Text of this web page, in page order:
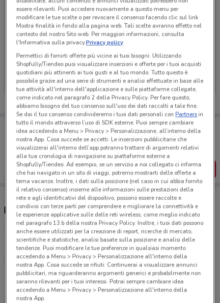
Ci dispiace, al momento non abbiamo pubblicato
volantini nella tua zona. Riprova più tardi.
Porta DoveConviene sempre con te!
Puoi trovare le migliori offerte dei negozi vicino a te,
salvarle e creare la tua lista del risparmio, comodamente
dal tuo cellulare.
SCARICA L’APP
Negozi Acqua Panna a Tivoli
Via Lago di Lesi, 6 Tivoli
593 m
APERTO
Via Nazionale Tiburtina, 126 Tivoli
608 m
APERTO
essere rilevanti. Puoi accedere nuovamente a questo menu per
modificare le tue scelte o per revocare il consenso facendo clic sul link
Mostra finalità in fondo alla pagina web. Tali scelte avranno effetto nel
contesto del nostro Sito web. Per maggiori informazioni, consulta
l'Informativa sulla privacy.Privacy policy
Permettici di fornirti offerte più vicine ai tuoi bisogni: Utilizzando
Shopfully/Tiendeo puoi visualizzare inserzioni e offerte per i tuoi acquisti
quotidiani più attinenti ai tuoi gusti e al tuo mondo. Tutto questo è
possibile grazie ad una serie di strumenti e analisi effettuate in base alle
tue attività all'interno dell'applicazione e sulle piattaforme collegate,
come indicato nel paragrafo 2 della Privacy Policy. Per fare questo,
abbiamo bisogno del tuo consenso sull'uso dei dati raccolti a tale fine.
Se dai il tuo consenso condivideremo i tuoi dati personali conPartnersin
tutto il mondo attraverso l’uso di SDK esterne. Puoi sempre cambiare
idea accedendo a Menu > Privacy > Personalizzazione, all’interno della
nostra App. Cosa succede se accetti: Le inserzioni pubblicitarie che
visualizzerai all'interno dell’app potranno trattare di argomenti relativi
alla tua cronologia di navigazione su piattaforme esterne a
Shopfully/Tiendeo. Ad esempio, se un servizio a noi collegato ci informa
che hai navigato in un sito di viaggi, potremo mostrarti delle offerte a
tema vacanze. Inoltre, i dati sulla posizione (nel caso in cui abbia fornito
il relativo consenso) insieme alle informazioni sulle prestazioni della
rete e agli identificativi del dispositivo, possono essere raccolte e
condivisi con terze parti per comprendere e migliorare la connettività e
le esperienze applicative sulle delle reti wireless, come meglio indicato
nel paragrafo 13.b della nostra Privacy Policy. Inoltre, i tuoi dati possono
anche essere utilizzati per la creazione di report, ricerche di mercato,
scientifiche e statistiche, analisi basate sulla posizione e analisi delle
tendenze. Puoi modificare le tue preferenze in qualsiasi momento
accedendo a Menu > Privacy > Personalizzazione all'interno della
nostra App. Cosa succede se rifiuti: Continuerai a visualizzare annunci
pubblicitari, ma riguarderanno argomenti generici e probabilmente non
saranno rilevanti per i tuoi interessi. Potrai sempre cambiare idea
accedendo a Menu > Privacy > Personalizzazione all'interno della
nostra App.